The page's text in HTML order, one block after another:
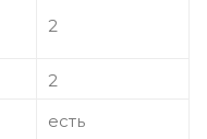
2
2
есть